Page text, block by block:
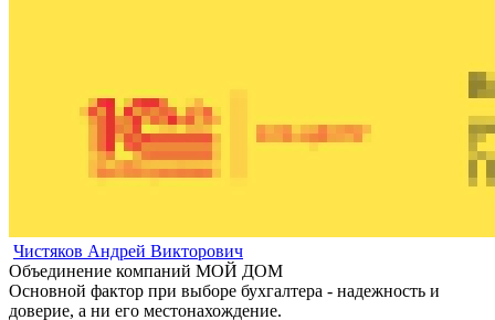
Чистяков Андрей Викторович
Объединение компаний МОЙ ДОМ
Основной фактор при выборе бухгалтера - надежность и
доверие, а ни его местонахождение.